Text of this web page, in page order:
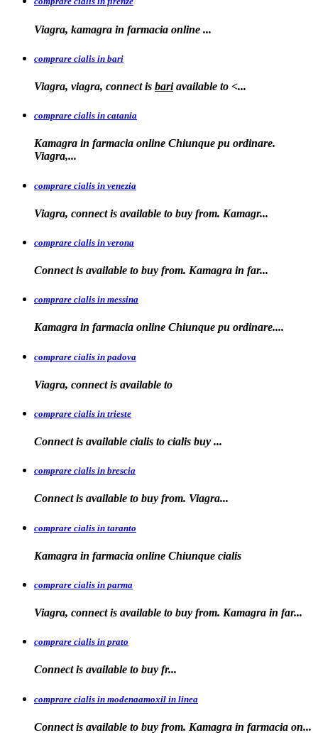
Viagra, kamagra in farmacia online ...
comprare cialis in bari
Viagra, viagra, connect is bariavailable to <...
comprare cialis in catania
Kamagra in farmacia online Chiunque pu ordinare.
Viagra,...
comprare cialis in venezia
Viagra, connect is available to buy from. Kamagr...
comprare cialis in verona
Connect is available to buy from. Kamagra in far...
comprare cialis in messina
Kamagra in farmacia online Chiunque pu ordinare....
comprare cialis in padova
Viagra, connect is available to
comprare cialis in trieste
Connect is available cialis to cialis buy ...
comprare cialis in brescia
Connect is available to buy from. Viagra...
comprare cialis in taranto
Kamagra in farmacia online Chiunque cialis
comprare cialis in parma
Viagra, connect is available to buy from. Kamagra in far...
comprare cialis in prato
Connect is available to buy fr...
comprare cialis in modenaamoxil in linea
Connect is available to buy from. Kamagra in farmacia on...